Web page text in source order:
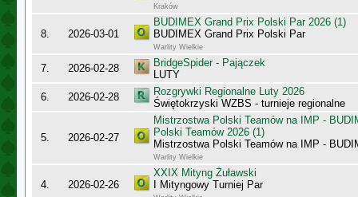
Kraków
8. 2026-03-01
BUDIMEX Grand Prix Polski Par 2026 (1)
BUDIMEX Grand Prix Polski Par
Warlity Wielkie
7. 2026-02-28
BridgeSpider - Pajączek
LUTY
6.
2026-02-28
Rozgrywki Regionalne Luty 2026
Świętokrzyski WZBS - turnieje regionalne
5. 2026-02-27
Mistrzostwa Polski Teamów na IMP -
Polski Teamów 2026 (1)
Mistrzostwa Polski Teamów na IMP -
Warlity Wielkie
4. 2026-02-26
XXIX Mityng Żuławski
I Mityngowy Turniej Par